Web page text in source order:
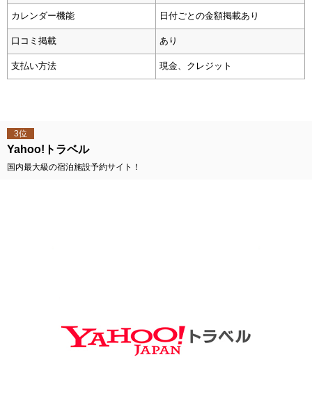
カレンダー機能 日付ごとの金額掲載あり
口コミ掲載 あり
支払い方法 現金、クレジット
3位
Yahoo!トラベル
国内最大級の宿泊施設予約サイト！